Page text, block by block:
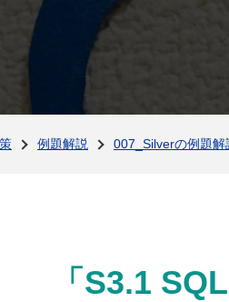
例題解説 007_Silverの例題
「S3.1